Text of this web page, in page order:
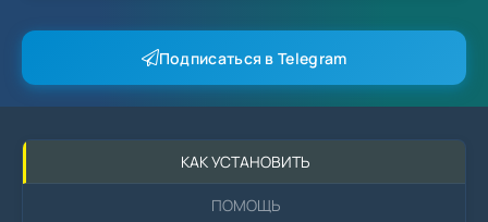
Подписаться в Telegram
КАК УСТАНОВИТЬ
ПОМОЩЬ